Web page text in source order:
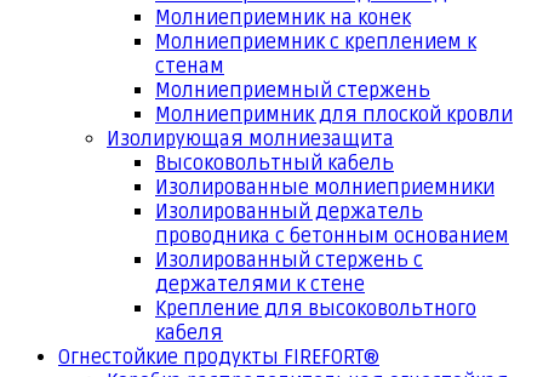
Молниеприемник на конек
Молниеприемник с креплением к
стенам
Молниеприемный стержень
Молниепримник для плоской кровли
Изолирующая молниезащита
Высоковольтный кабель
Изолированные молниеприемники
Изолированный держатель
проводника с бетонным основанием
Изолированный стержень с
держателями к стене
Крепление для высоковольтного
кабеля
Огнестойкие продукты FIREFORT®